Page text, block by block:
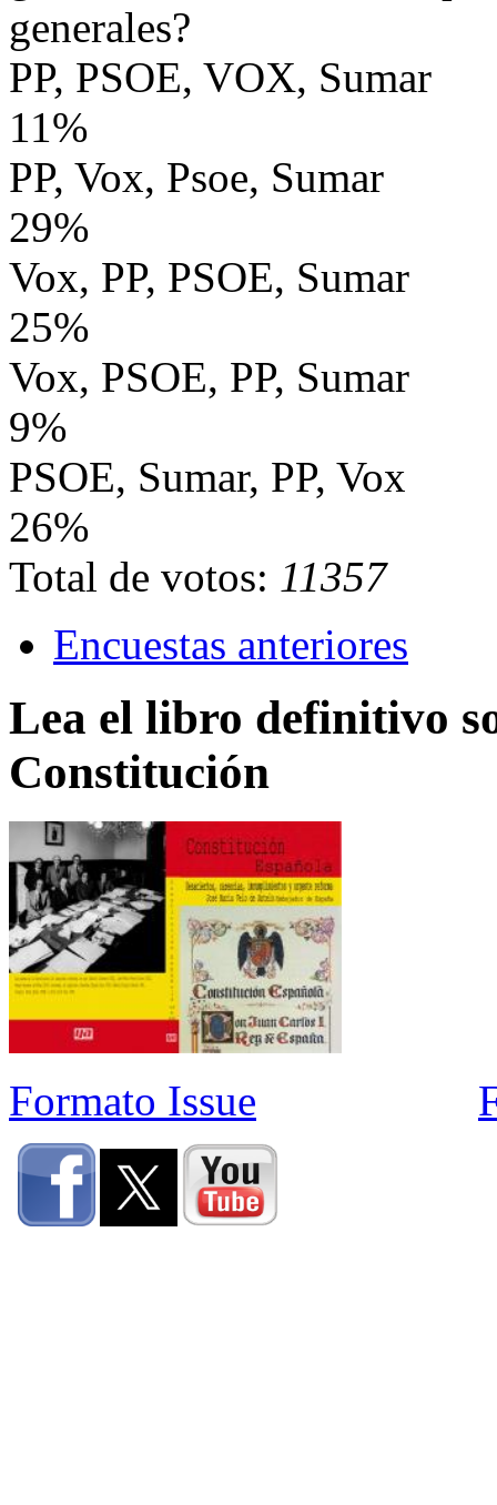
generales?
PP, PSOE, VOX, Sumar
11%
PP, Vox, Psoe, Sumar
29%
Vox, PP, PSOE, Sumar
25%
Vox, PSOE, PP, Sumar
9%
PSOE, Sumar, PP, Vox
26%
Total de votos: 11357
Encuestas anteriores
Lea el libro definitivo
Constitución
Formato Issue